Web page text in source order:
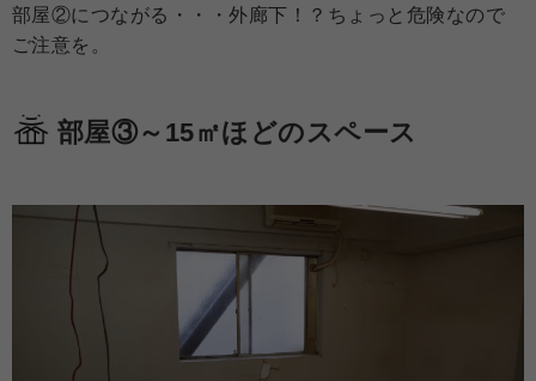
部屋②につながる・・・外廊下！？ちょっと危険なので
ご注意を。
部屋③～15㎡ほどのスペース